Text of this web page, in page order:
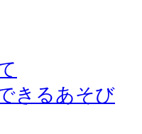
きるあそび